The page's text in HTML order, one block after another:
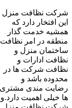
شرکت نظافت منزل
این افتخار دارد که
همشیه خدمت گذار
منطقه در امر نظافت
ساختمان منزل و
نظافت ادارات و
نظافت شرکت ها در
محدوده باشد و
رضایت مندی مشتری
ها خیلی اهمیت دارد.و